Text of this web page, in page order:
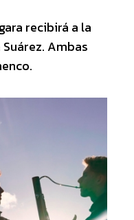
recibirá a la
Ambas